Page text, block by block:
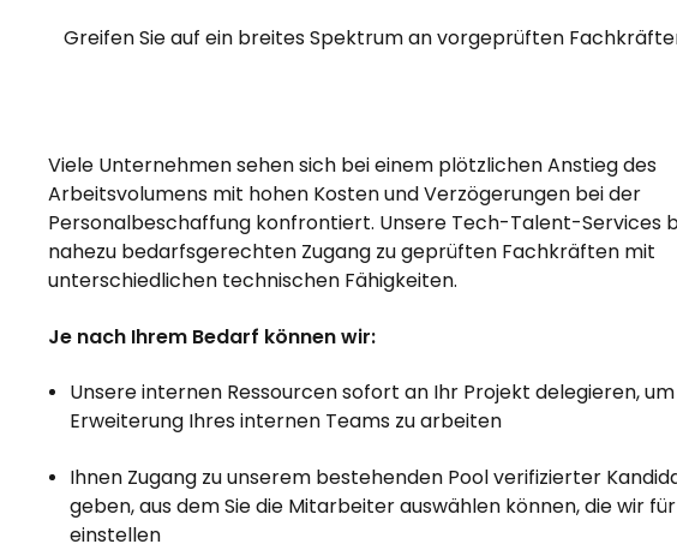
Greifen Sie auf ein breites Spektrum an vorgeprüften
Viele Unternehmen sehen sich bei einem plötzlichen Anstieg des
Arbeitsvolumens mit hohen Kosten und Verzögerungen bei der
Personalbeschaffung konfrontiert. Unsere Tech-Talent-Services
nahezu bedarfsgerechten Zugang zu geprüften Fachkräften mit
unterschiedlichen technischen Fähigkeiten.
Je nach Ihrem Bedarf können wir:
Unsere internen Ressourcen sofort an Ihr Projekt delegieren,
Erweiterung Ihres internen Teams zu arbeiten
Ihnen Zugang zu unserem bestehenden Pool verifizierter
geben, aus dem Sie die Mitarbeiter auswählen können, die wir für
einstellen